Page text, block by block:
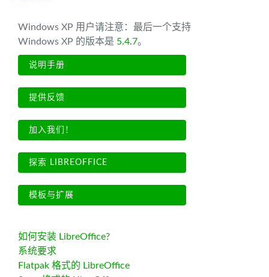
Windows XP 用户请注意：最后一个支持
Windows XP 的版本是 5.4.7。
说明手册
提供反馈
加入我们！
探索 LIBREOFFICE
模板与扩展
如何安装 LibreOffice?
系统要求
Flatpak 格式的 LibreOffice